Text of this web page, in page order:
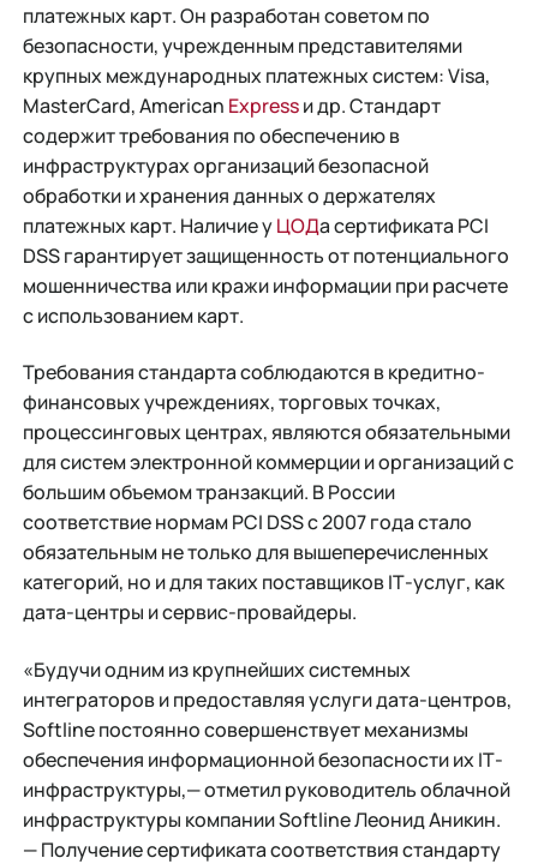
платежных карт. Он разработан советом по
безопасности, учрежденным представителями
крупных международных платежных систем: Visa,
MasterCard, American Expressи др. Стандарт
содержит требования по обеспечению в
инфраструктурах организаций безопасной
обработки и хранения данных о держателях
платежных карт. Наличие уЦОДа сертификата PCI
DSS гарантирует защищенность от потенциального
мошенничества или кражи информации при расчете
с использованием карт.
Требования стандарта соблюдаются в кредитно-
финансовых учреждениях, торговых точках,
процессинговых центрах, являются обязательными
для систем электронной коммерции и организаций с
большим объемом транзакций. В России
соответствие нормам PCI DSS с 2007 года стало
обязательным не только для вышеперечисленных
категорий, но и для таких поставщиков IТ-услуг, как
дата-центры и сервис-провайдеры.
«Будучи одним из крупнейших системных
интеграторов и предоставляя услуги дата-центров,
Softline постоянно совершенствует механизмы
обеспечения информационной безопасности их IТ-
инфраструктуры,— отметил руководитель облачной
инфраструктуры компании Softline Леонид Аникин.
— Получение сертификата соответствия стандарту